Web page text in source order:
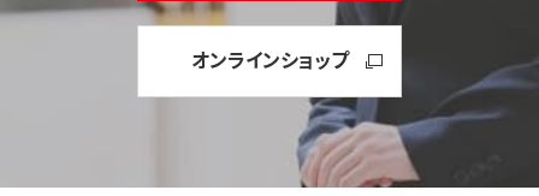
オンラインショップ